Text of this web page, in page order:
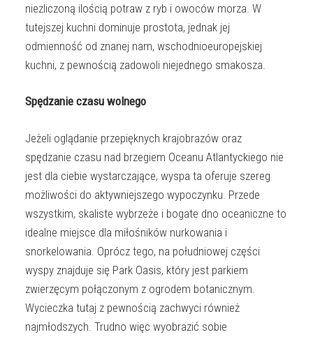
niezliczoną ilością potraw z ryb i owoców morza. W
tutejszej kuchni dominuje prostota, jednak jej
odmienność od znanej nam, wschodnioeuropejskiej
kuchni, z pewnością zadowoli niejednego smakosza.
Spędzanie czasu wolnego
Jeżeli oglądanie przepięknych krajobrazów oraz
spędzanie czasu nad brzegiem Oceanu Atlantyckiego nie
jest dla ciebie wystarczające, wyspa ta oferuje szereg
możliwości do aktywniejszego wypoczynku. Przede
wszystkim, skaliste wybrzeże i bogate dno oceaniczne to
idealne miejsce dla miłośników nurkowania i
snorkelowania. Oprócz tego, na południowej części
wyspy znajduje się Park Oasis, który jest parkiem
zwierzęcym połączonym z ogrodem botanicznym.
Wycieczka tutaj z pewnością zachwyci również
najmłodszych. Trudno więc wyobrazić sobie